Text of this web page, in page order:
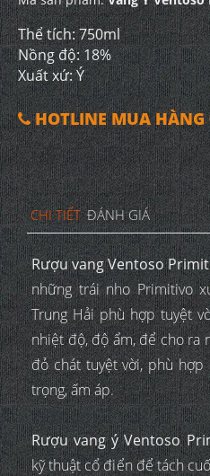
Thể tích: 750ml
Nồng độ: 18%
Xuất xứ: Ý
HOTLINE MUA
CHI TIẾT ĐÁNH GIÁ
Rượu vang Ventoso
những trái nho Primitivo
Trung Hải phù hợp tuyệt
nhiệt độ, độ ẩm, để cho ra
đỏ chát tuyệt vời, phù
trọng, ấm áp.
Rượu vang ý Ventoso
kỹ thuật cổ điển để tách